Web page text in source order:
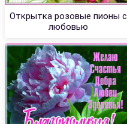
Открытка розовые пионы с
любовью